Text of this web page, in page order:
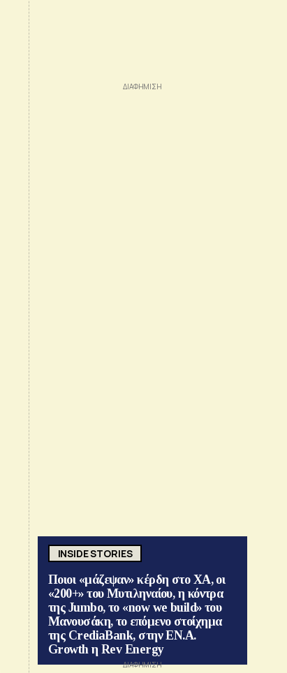
INSIDE STORIES
Ποιοι «μάζεψαν» κέρδη στο ΧΑ, οι
«200+» του Μυτιληναίου, η κόντρα
της Jumbo, το «now we build» του
Μανουσάκη, το επόμενο στοίχημα
της CrediaBank, στην ΕΝ.Α.
Growth η Rev Energy